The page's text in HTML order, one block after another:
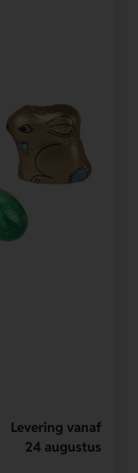
Levering vanaf
24 augustus